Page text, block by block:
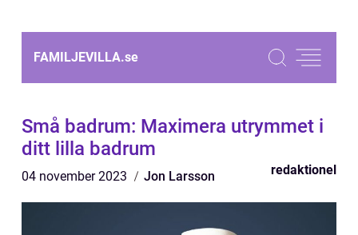
FAMILJEVILLA.se
Små badrum: Maximera utrymmet i
ditt lilla badrum
04 november 2023 Jon Larsson redaktionel